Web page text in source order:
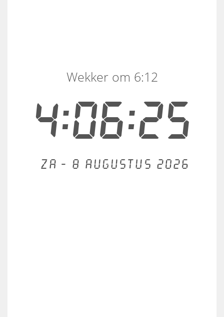
4:06:25
Wekker om 6:12
Za - 8 augustus 2026